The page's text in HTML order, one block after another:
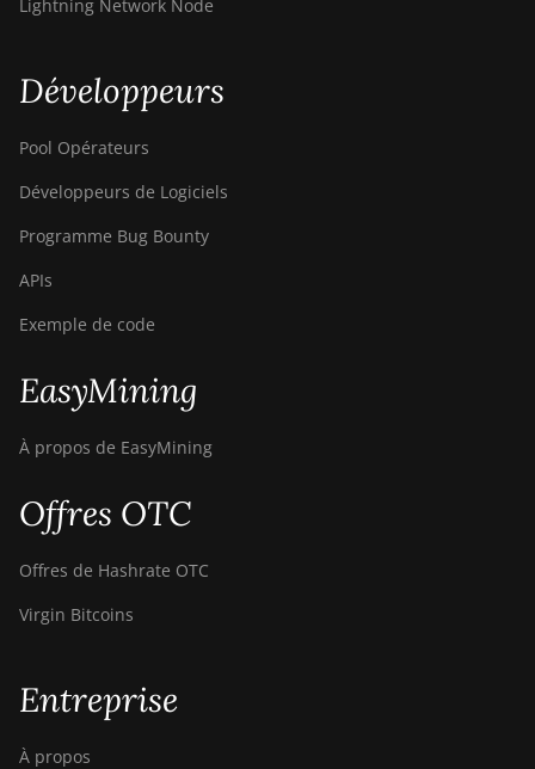
Lightning Network Node
Développeurs
Pool Opérateurs
Développeurs de Logiciels
Programme Bug Bounty
APIs
Exemple de code
EasyMining
À propos de EasyMining
Offres OTC
Offres de Hashrate OTC
Virgin Bitcoins
Entreprise
À propos